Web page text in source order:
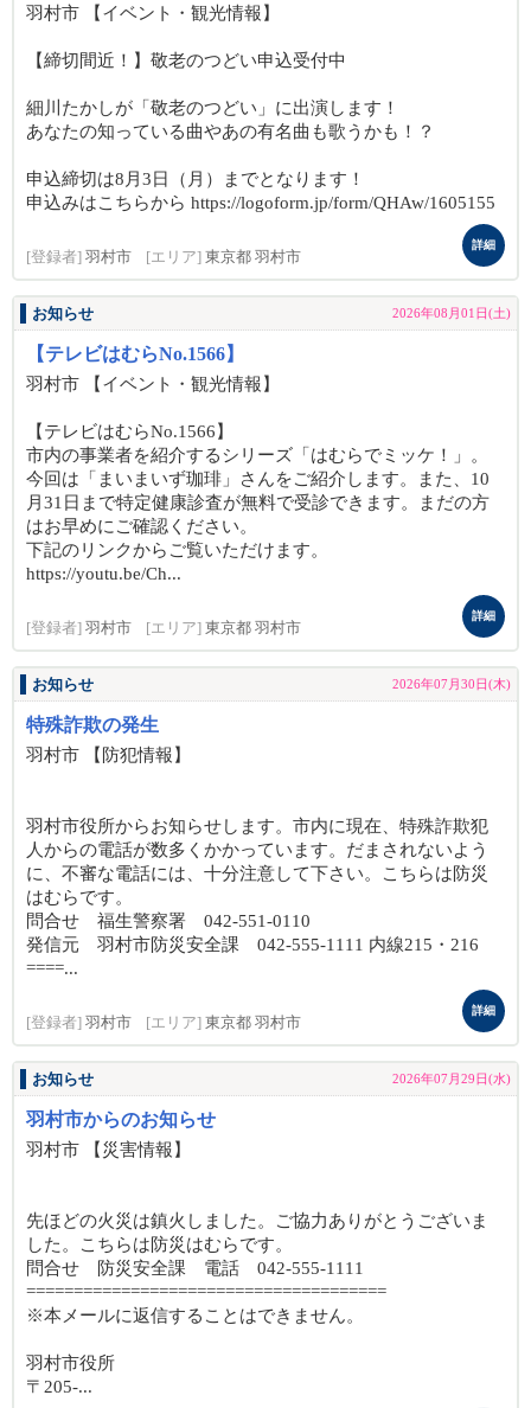
羽村市 【イベント・観光情報】
【締切間近！】敬老のつどい申込受付中
細川たかしが「敬老のつどい」に出演します！
あなたの知っている曲やあの有名曲も歌うかも！？
申込締切は8月3日（月）までとなります！
申込みはこちらから https://logoform.jp/form/QHAw/1605155
[登録者] 羽村市 [エリア] 東京都 羽村市
詳細
お知らせ 2026年08月01日(土)
【テレビはむらNo.1566】
羽村市 【イベント・観光情報】
【テレビはむらNo.1566】
市内の事業者を紹介するシリーズ「はむらでミッケ！」。
今回は「まいまいず珈琲」さんをご紹介します。また、10
月31日まで特定健康診査が無料で受診できます。まだの方
はお早めにご確認ください。
下記のリンクからご覧いただけます。
https://youtu.be/Ch...
[登録者] 羽村市 [エリア] 東京都 羽村市
詳細
お知らせ 2026年07月30日(木)
特殊詐欺の発生
羽村市 【防犯情報】
羽村市役所からお知らせします。市内に現在、特殊詐欺犯
人からの電話が数多くかかっています。だまされないよう
に、不審な電話には、十分注意して下さい。こちらは防災
はむらです。
問合せ 福生警察署 042-551-0110
発信元 羽村市防災安全課 042-555-1111 内線215・216
====...
[登録者] 羽村市 [エリア] 東京都 羽村市
詳細
お知らせ 2026年07月29日(水)
羽村市からのお知らせ
羽村市 【災害情報】
先ほどの火災は鎮火しました。ご協力ありがとうございま
した。こちらは防災はむらです。
問合せ 防災安全課 電話 042-555-1111
======================================
※本メールに返信することはできません。
羽村市役所
〒205-...